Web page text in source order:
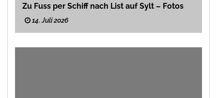
Zu Fuss per Schiff nach List auf Sylt – Fotos
14. Juli 2026